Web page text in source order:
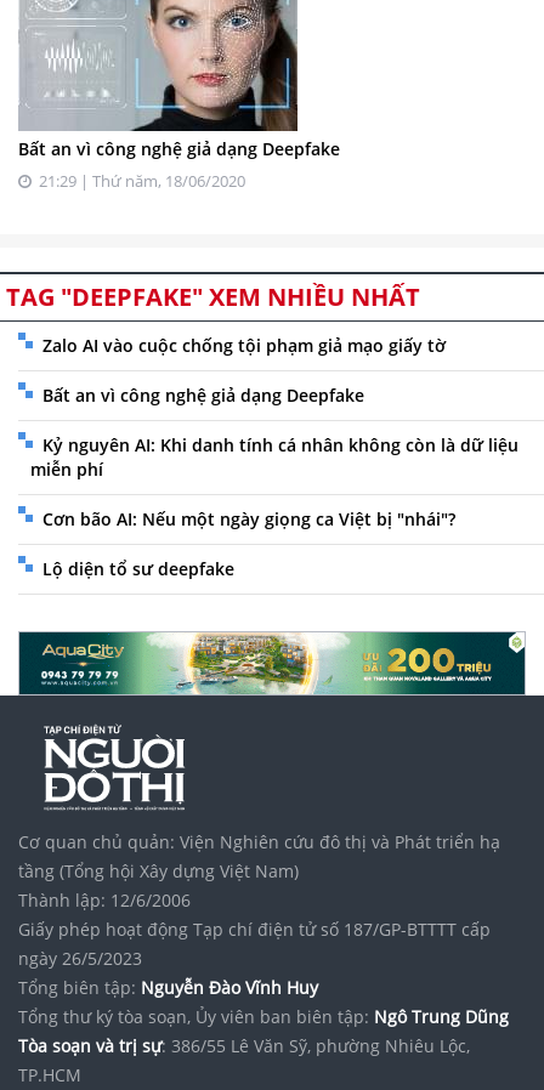
Bất an vì công nghệ giả dạng Deepfake
21:29 | Thứ năm, 18/06/2020
TAG "DEEPFAKE" XEM NHIỀU NHẤT
Zalo AI vào cuộc chống tội phạm giả mạo giấy tờ
Bất an vì công nghệ giả dạng Deepfake
Kỷ nguyên AI: Khi danh tính cá nhân không còn là dữ liệu
miễn phí
Cơn bão AI: Nếu một ngày giọng ca Việt bị "nhái"?
Lộ diện tổ sư deepfake
Cơ quan chủ quản: Viện Nghiên cứu đô thị và Phát triển hạ
tầng (Tổng hội Xây dựng Việt Nam)
Thành lập: 12/6/2006
Giấy phép hoạt động Tạp chí điện tử số 187/GP-BTTTT cấp
ngày 26/5/2023
Tổng biên tập: Nguyễn Đào Vĩnh Huy
Tổng thư ký tòa soạn, Ủy viên ban biên tập: Ngô Trung Dũng
Tòa soạn và trị sự: 386/55 Lê Văn Sỹ, phường Nhiêu Lộc,
TP.HCM